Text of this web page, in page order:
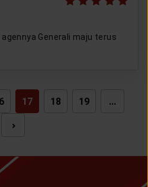
Generali maju terus
17 18 19 ...
NEXT